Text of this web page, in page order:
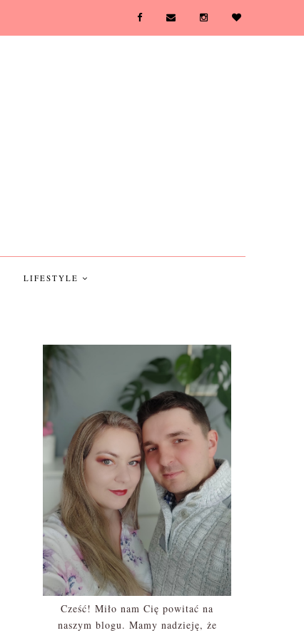
LIFESTYLE
Cześć! Miło nam Cię powitać na
naszym blogu. Mamy nadzieję, że